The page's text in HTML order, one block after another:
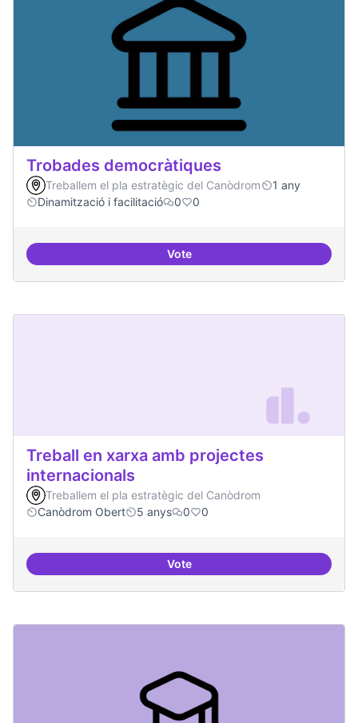
Trobades democràtiques
Treballem el pla estratègic del Canòdrom
1 any
Dinamització i facilitació
0 0
VoteTrobades democràtiques
Treball en xarxa amb projectes
internacionals
Treballem el pla estratègic del Canòdrom
Canòdrom Obert
5 anys 0 0
VoteTreball en xarxa amb projectes